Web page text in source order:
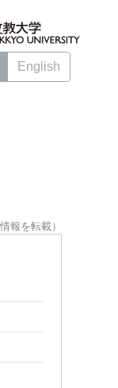
English
報を転載）